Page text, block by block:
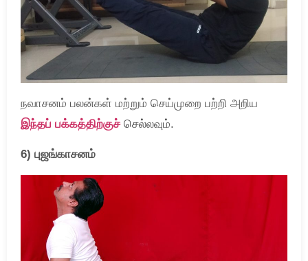
நவாசனம் பலன்கள் மற்றும் செய்முறை பற்றி அறிய
இந்தப் பக்கத்திற்குச்செல்லவும்.
6) புஜங்காசனம்